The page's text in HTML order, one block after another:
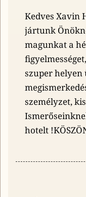
Kedves Xavin
jártunk
magunkat a
szuper helyen
személyzet,
hotelt